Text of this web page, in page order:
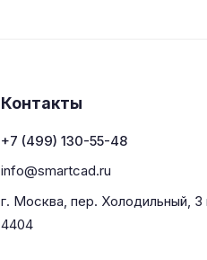
Контакты
+7 (499) 130-55-48
info@smartcad.ru
г. Москва, пер. Холодильный,
4404